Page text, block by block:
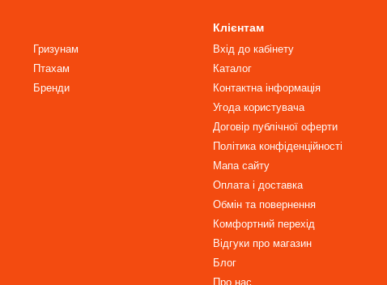
Гризунам
Птахам
Бренди
Клієнтам
Вхід до кабінету
Каталог
Контактна інформація
Угода користувача
Договір публічної оферти
Політика конфіденційності
Мапа сайту
Оплата і доставка
Обмін та повернення
Комфортний перехід
Відгуки про магазин
Блог
Про нас